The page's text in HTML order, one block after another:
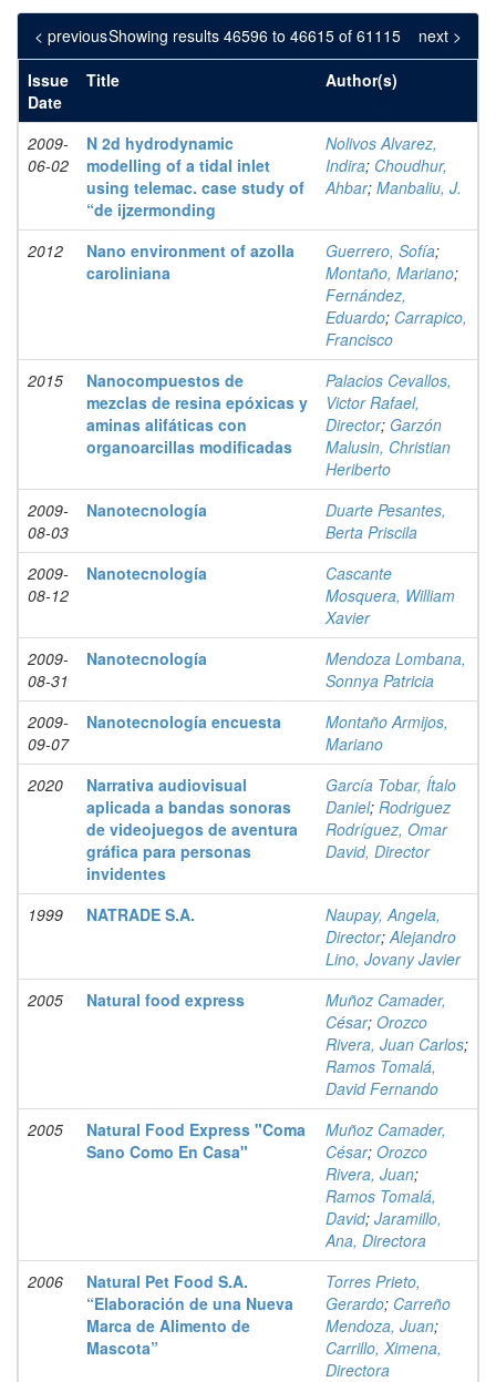
Showing results 46596 to 46615 of 61115
< previous
next >
Issue
Date
Title Author(s)
2009-
06-02
N 2d hydrodynamic
modelling of a tidal inlet
using telemac. case study of
“de ijzermonding
Nolivos Alvarez,
Indira; Choudhur,
Ahbar; Manbaliu, J.
2012
Nano environment of azolla
caroliniana
Guerrero, Sofía;
Montaño, Mariano;
Fernández,
Eduardo; Carrapico,
Francisco
2015
Nanocompuestos de
mezclas de resina epóxicas y
aminas alifáticas con
organoarcillas modificadas
Palacios Cevallos,
Victor Rafael,
Director; Garzón
Malusin, Christian
Heriberto
2009-
08-03
Nanotecnología
Duarte Pesantes,
Berta Priscila
2009-
08-12
Nanotecnología
Cascante
Mosquera, William
Xavier
2009-
08-31
Nanotecnología
Mendoza Lombana,
Sonnya Patricia
2009-
09-07
Nanotecnología encuesta
Montaño Armijos,
Mariano
2020
Narrativa audiovisual
aplicada a bandas sonoras
de videojuegos de aventura
gráfica para personas
invidentes
García Tobar, Ítalo
Daniel; Rodriguez
Rodríguez, Omar
David, Director
1999 NATRADE S.A.
Naupay, Angela,
Director;Alejandro
Lino, Jovany Javier
2005
Natural food express
Muñoz Camader,
César; Orozco
Rivera, Juan Carlos;
Ramos Tomalá,
David Fernando
2005
Natural Food Express "Coma
Sano Como En Casa"
Muñoz Camader,
César; Orozco
Rivera, Juan;
Ramos Tomalá,
David; Jaramillo,
Ana, Directora
2006
Natural Pet Food S.A.
“Elaboración de una Nueva
Marca de Alimento de
Mascota”
Torres Prieto,
Gerardo; Carreño
Mendoza, Juan;
Carrillo, Ximena,
Directora